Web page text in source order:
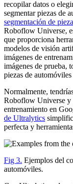
recopilar datos o
segmentar piezas de
segmentación de
Roboflow Universe,
que proporciona
modelos de visión
imágenes de
imágenes de prueba,
piezas de
Normalmente,
Roboflow Universe y
entrenamiento en
de Ultralytics
perfecta y
Fig 3. Ejemplos del
automóviles.